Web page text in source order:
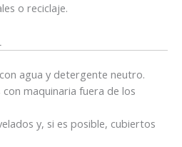
o reciclaje.
agua y detergente neutro.
maquinaria fuera de los
y, si es posible, cubiertos